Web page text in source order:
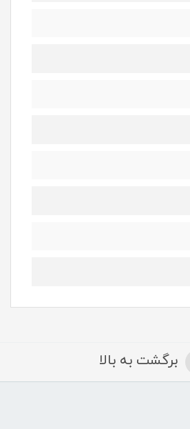
برگشت به بالا